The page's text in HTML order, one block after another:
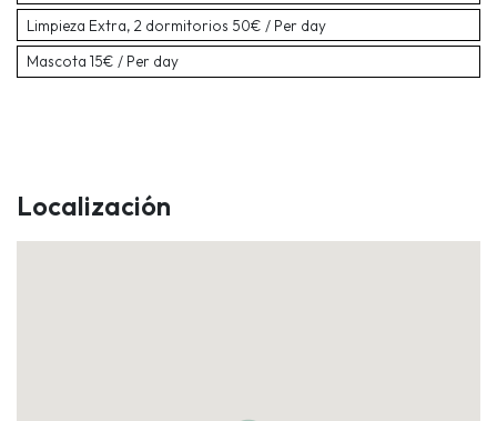
Limpieza Extra, 2 dormitorios 50€ / Per day
Mascota 15€ / Per day
Localización